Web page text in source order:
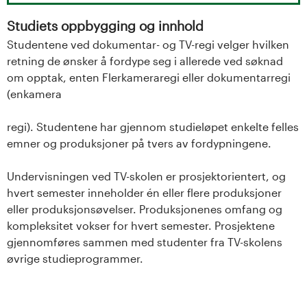
o
g
U
n
e
r
s
Studiets oppbygging og innhold
Studentene ved dokumentar- og TV-regi velger hvilken
retning de ønsker å fordype seg i allerede ved søknad
om opptak, enten Flerkameraregi eller dokumentarregi
(enkamera
regi). Studentene har gjennom studieløpet enkelte felles
emner og produksjoner på tvers av fordypningene.
Undervisningen ved TV-skolen er prosjektorientert, og
hvert semester inneholder én eller flere produksjoner
eller produksjonsøvelser. Produksjonenes omfang og
kompleksitet vokser for hvert semester. Prosjektene
gjennomføres sammen med studenter fra TV-skolens
øvrige studieprogrammer.